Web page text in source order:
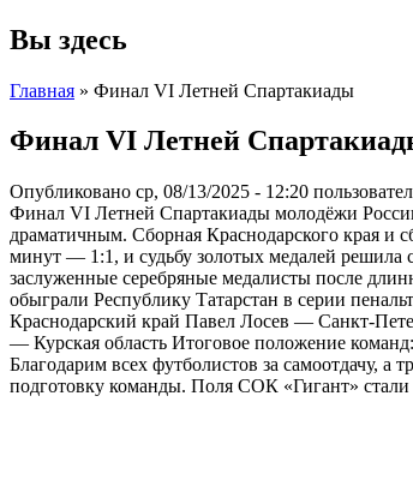
Вы здесь
Главная » Финал VI Летней Спартакиады
Финал VI Летней
Опубликовано ср, 08/13/2025 - 12:20
Финал VI Летней Спартакиады молодёжи
драматичным. Сборная Краснодарского края
минут — 1:1, и судьбу золотых медалей решила
заслуженные серебряные медалисты после
обыграли Республику Татарстан в серии
Краснодарский край Павел Лосев — Санкт-
— Курская область Итоговое положение
Благодарим всех футболистов за самоотдачу,
подготовку команды. Поля СОК «Гигант»